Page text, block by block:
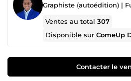
Ventes au total307
Disponible surComeUp
Contacter le